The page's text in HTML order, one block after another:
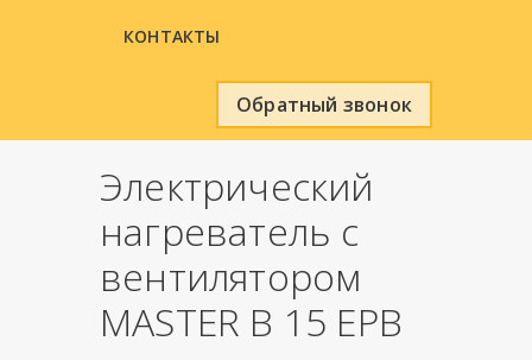
КОНТАКТЫ
Обратный звонок
Электрический
нагреватель с
вентилятором
MASTER B 15 EPB